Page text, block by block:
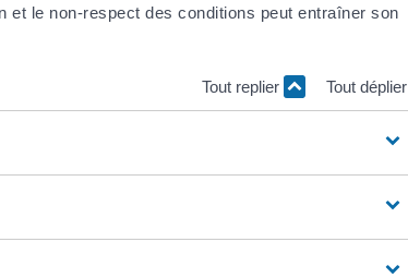
le non-respect des conditions peut entraîner son
Tout replier Tout déplier